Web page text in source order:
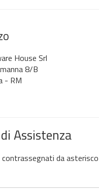
House Srl
8/B
- RM
Assistenza
da